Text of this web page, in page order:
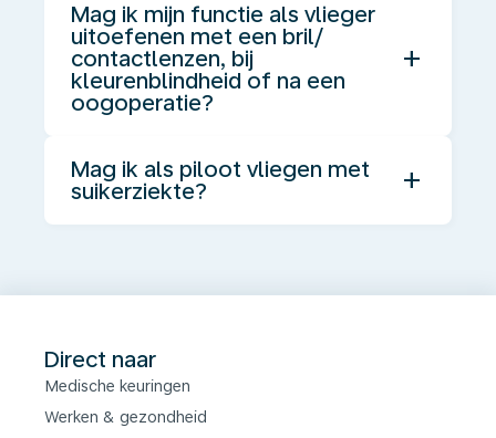
Mag ik mijn functie als vlieger
uitoefenen met een bril/
contactlenzen, bij
kleurenblindheid of na een
oogoperatie?
add
Mag ik als piloot vliegen met
suikerziekte?
add
Direct naar
Medische keuringen
Werken & gezondheid